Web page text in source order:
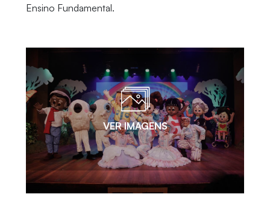
Ensino Fundamental.
VER IMAGENS